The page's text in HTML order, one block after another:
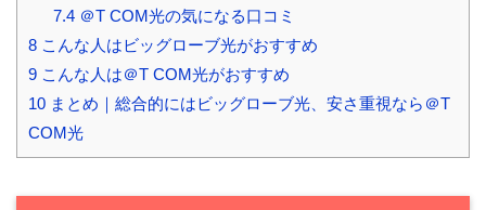
7.4＠T COM光の気になる口コミ
8 こんな人はビッグローブ光がおすすめ
9 こんな人は＠T COM光がおすすめ
10 まとめ｜総合的にはビッグローブ光、安さ重視なら＠T
COM光